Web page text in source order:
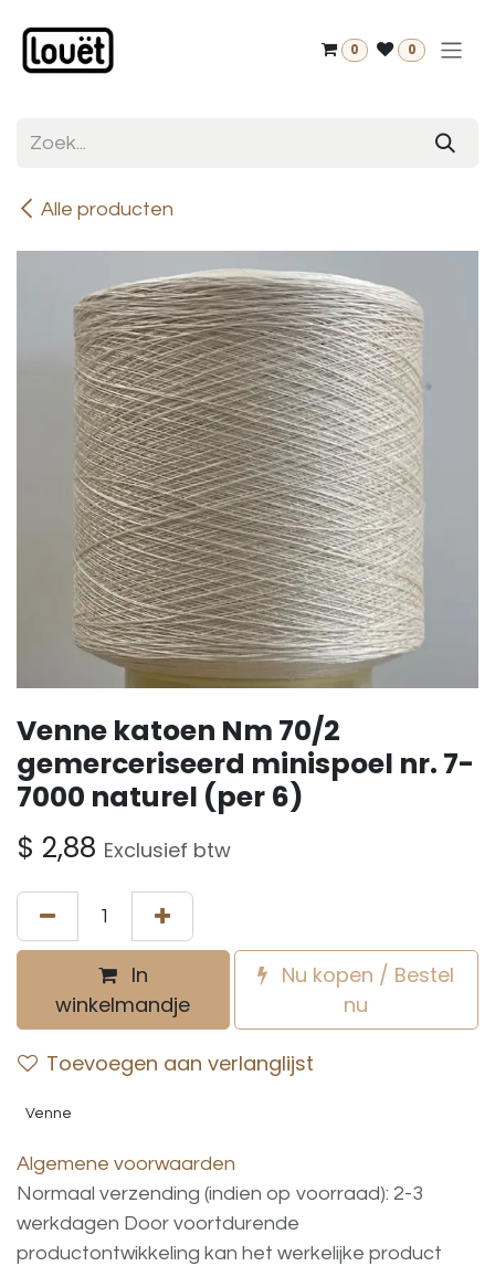
0 0
Alle producten
Venne katoen Nm 70/2
gemerceriseerd minispoel nr. 7-
7000 naturel (per 6)
$ 2,88 Exclusief btw
In
winkelmandje
Nu kopen / Bestel
nu
Toevoegen aan verlanglijst
Venne
Algemene voorwaarden
Normaal verzending (indien op voorraad): 2-3
werkdagen Door voortdurende
productontwikkeling kan het werkelijke product